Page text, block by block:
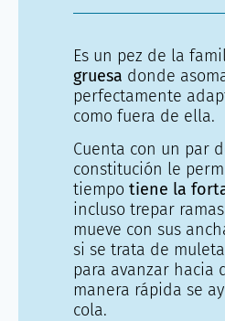
Es un pez de la
gruesa donde
perfectamente
como fuera de ella.
Cuenta con un par
constitución le
tiempo tiene la
incluso trepar
mueve con sus
si se trata de
para avanzar hacia
manera rápida se
cola.